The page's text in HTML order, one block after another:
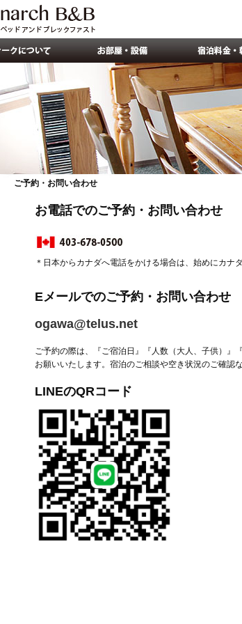
ご予約・お問い合わせ
お電話でのご予約・お問い合わせ
＊日本からカナダへ電話をかける場合は、始めにカナ
Eメールでのご予約・お問い合わせ
ogawa@telus.net
ご予約の際は、『ご宿泊日』『人数（大人、子供）』
お願いいたします。宿泊のご相談や空き状況のご確認
LINEのQRコード